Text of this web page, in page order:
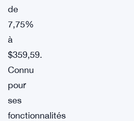
de
7,75%
à
$359,59.
Connu
pour
ses
fonctionnalités